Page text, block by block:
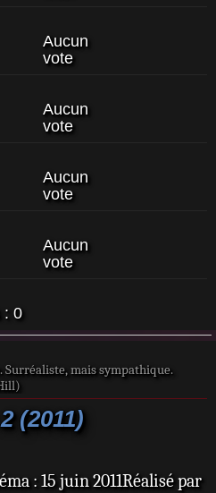
Aucun
vote
Aucun
vote
Aucun
vote
Aucun
vote
: 0
mais sympathique.
(2011)
: 15 juin 2011Réalisé par